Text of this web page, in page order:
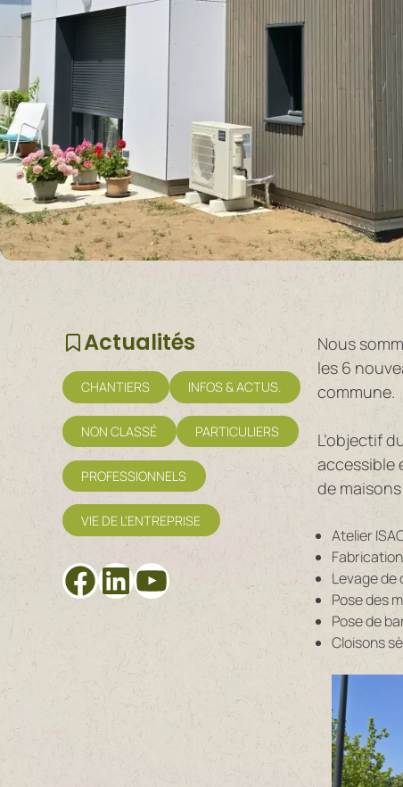
Nous
les 6
commune.
L’objectif
accessible
de
Atelier
Levage
Pose des
Pose de
Cloisons
Actualités
CHANTIERS INFOS & ACTUS.
NON CLASSÉ PARTICULIERS
PROFESSIONNELS
VIE DE L’ENTREPRISE
Facebook
LinkedIn
YouTube